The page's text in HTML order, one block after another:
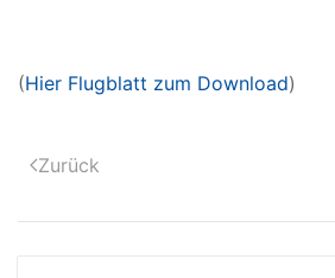
(Hier Flugblatt zum Download)
Zurück